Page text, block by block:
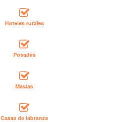
Hoteles rurales
Posadas
Masías
Casas de labranza